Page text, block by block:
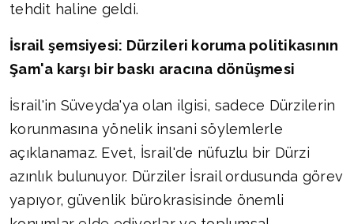
tehdit haline geldi.
İsrail şemsiyesi: Dürzileri koruma politikasının
Şam'a karşı bir baskı aracına dönüşmesi
İsrail'in Süveyda'ya olan ilgisi, sadece Dürzilerin
korunmasına yönelik insani söylemlerle
açıklanamaz. Evet, İsrail'de nüfuzlu bir Dürzi
azınlık bulunuyor. Dürziler İsrail ordusunda görev
yapıyor, güvenlik bürokrasisinde önemli